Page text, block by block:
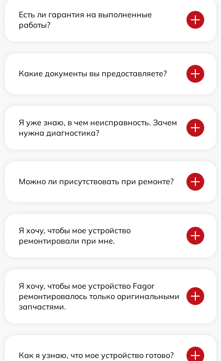
Есть ли гарантия на выполненные
работы?
Какие документы вы предоставляете?
Я уже знаю, в чем неисправность. Зачем
нужна диагностика?
Можно ли присутствовать при ремонте?
Я хочу, чтобы мое устройство
ремонтировали при мне.
Я хочу, чтобы мое устройство Fagor
ремонтировалось только оригинальными
запчастями.
Как я узнаю, что мое устройство готово?